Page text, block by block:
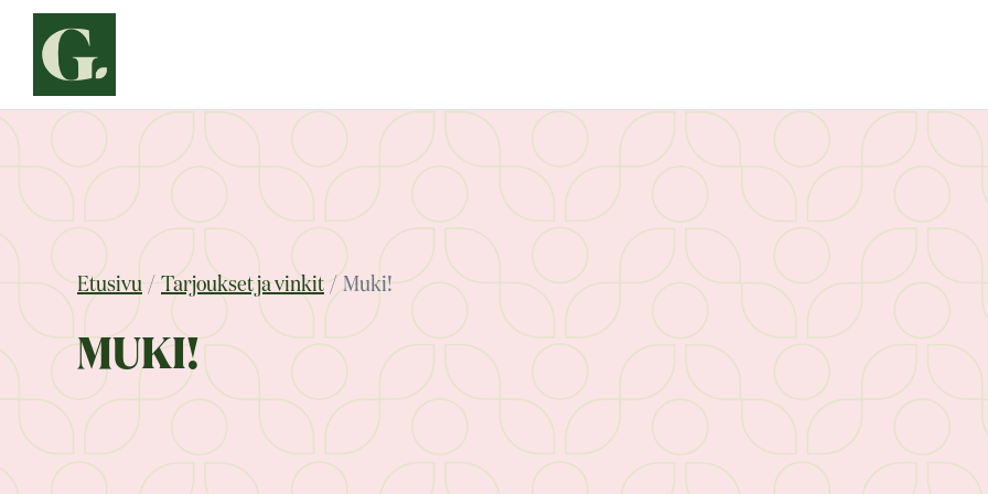
Siirry
sisältöön
Etusivu Tarjoukset ja vinkit Muki!
MUKI!